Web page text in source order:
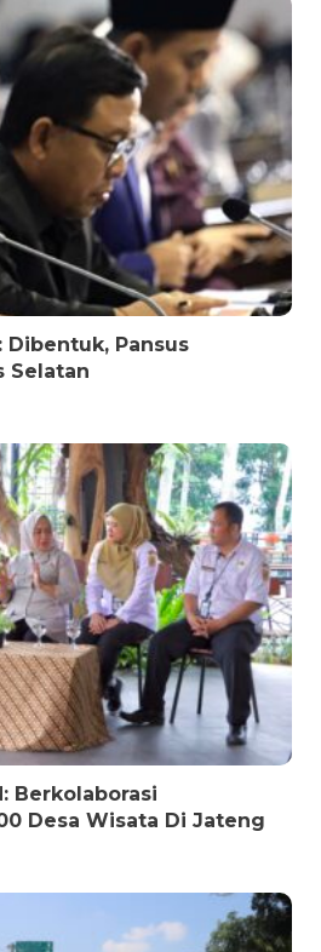
Dibentuk, Pansus
Selatan
Berkolaborasi
Desa Wisata Di Jateng